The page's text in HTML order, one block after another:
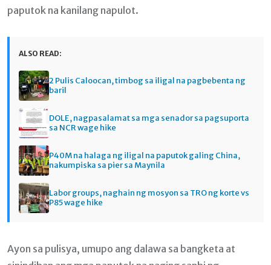
paputok na kanilang napulot.
ALSO READ:
2 Pulis Caloocan, timbog sa iligal na pagbebenta ng
baril
DOLE, nagpasalamat sa mga senador sa pagsuporta
sa NCR wage hike
P40M na halaga ng iligal na paputok galing China,
nakumpiska sa pier sa Maynila
Labor groups, naghain ng mosyon sa TRO ng korte vs
P85 wage hike
Ayon sa pulisya, umupo ang dalawa sa bangketa at